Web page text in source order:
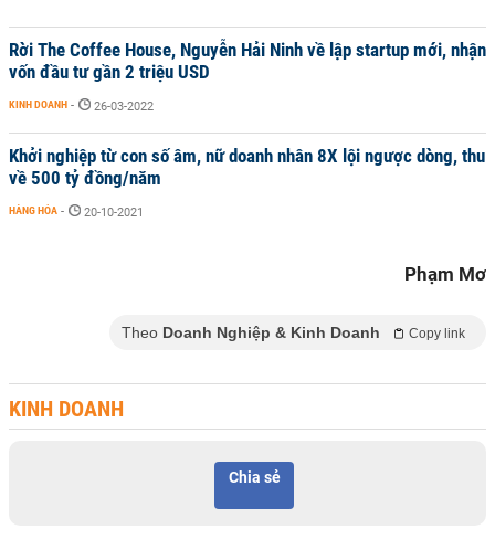
Rời The Coffee House, Nguyễn Hải Ninh về lập startup mới, nhận
vốn đầu tư gần 2 triệu USD
KINH DOANH - 26-03-2022
Khởi nghiệp từ con số âm, nữ doanh nhân 8X lội ngược dòng, thu
về 500 tỷ đồng/năm
HÀNG HÓA - 20-10-2021
Phạm Mơ
Theo Doanh Nghiệp & Kinh Doanh Copy link
KINH DOANH
Chia sẻ